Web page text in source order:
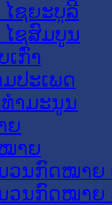
ໄຊຍະບູລີ
ໄຊສົມບູນ
ເກົ່າ
ປະເພດ
າມະນູນ
ຍ
າຍ
ວນກົດໝາຍ
ວນກົດໝາຍ